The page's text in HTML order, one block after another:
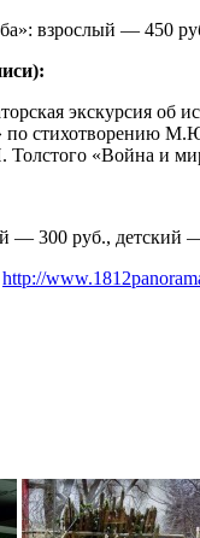
взрослый — 450
экскурсия об
стихотворению
«Война и
— 300 руб., детский
http://